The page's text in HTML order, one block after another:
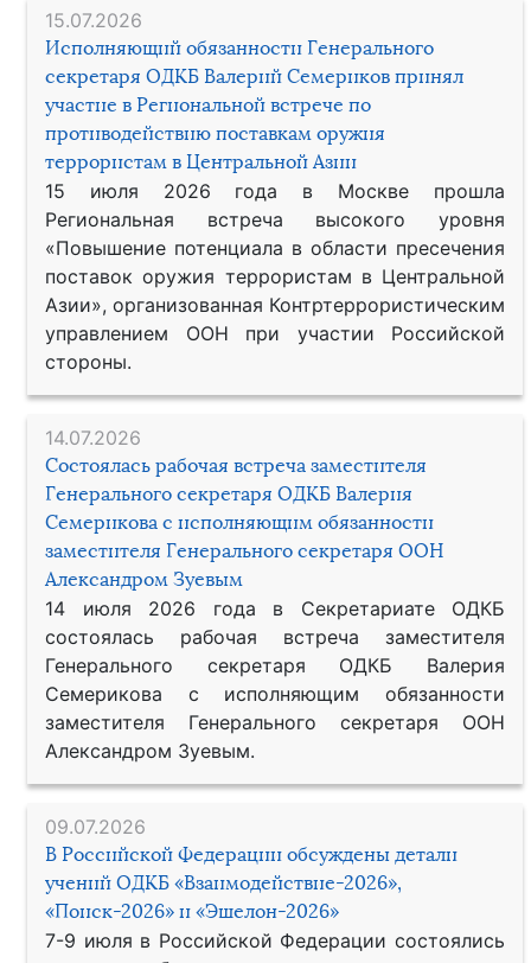
15.07.2026
Исполняющий обязанности Генерального
секретаря ОДКБ Валерий Семериков принял
участие в Региональной встрече по
противодействию поставкам оружия
террористам в Центральной Азии
15 июля 2026 года в Москве прошла
Региональная встреча высокого уровня
«Повышение потенциала в области пресечения
поставок оружия террористам в Центральной
Азии», организованная Контртеррористическим
управлением ООН при участии Российской
стороны.
14.07.2026
Состоялась рабочая встреча заместителя
Генерального секретаря ОДКБ Валерия
Семерикова с исполняющим обязанности
заместителя Генерального секретаря ООН
Александром Зуевым
14 июля 2026 года в Секретариате ОДКБ
состоялась рабочая встреча заместителя
Генерального секретаря ОДКБ Валерия
Семерикова с исполняющим обязанности
заместителя Генерального секретаря ООН
Александром Зуевым.
09.07.2026
В Российской Федерации обсуждены детали
учений ОДКБ «Взаимодействие-2026»,
«Поиск-2026» и «Эшелон-2026»
7-9 июля в Российской Федерации состоялись